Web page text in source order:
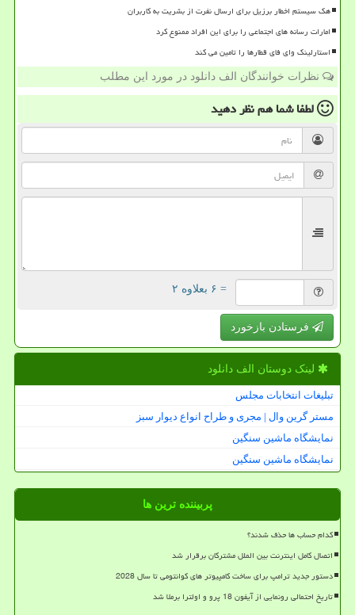
هک سیستم اخطار برزیل برای ارسال نفرت از بشریت به کاربران
امارات رسانه های اجتماعی را برای این افراد ممنوع کرد
استارلینک وای فای قطارها را تامین می کند
نظرات خوانندگان الف دانلود در مورد این مطلب
لطفا شما همنظر دهید
= ۶ بعلاوه ۲
فرستادن بازخورد
لینک دوستان الف دانلود
تبلیغات انتخابات مجلس
مستر گرین وال | مجری و طراح انواع دیوار سبز
نمایشگاه ماشین سنگین
نمایشگاه ماشین سنگین
پربیننده ترین ها
کدام حساب ها حذف شدند؟
اتصال کامل اینترنت بین الملل مشترکان برقرار شد
دستور جدید ترامپ برای ساخت کامپیوتر های کوانتومی تا سال 2028
تاریخ احتمالی رونمایی از آیفون 18 پرو و اولترا برملا شد